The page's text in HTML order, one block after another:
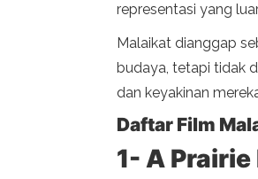
representasi yang
Malaikat dianggap
budaya, tetapi tidak
dan keyakinan
Daftar Film
1- A